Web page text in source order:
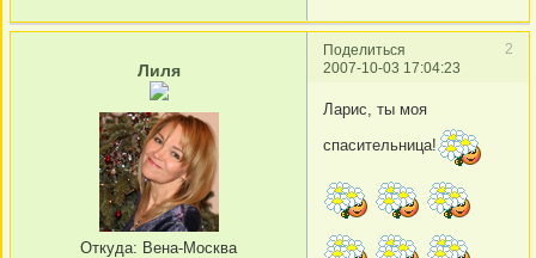
Поделиться
2
2007-10-03 17:04:23
Лиля
Откуда: Вена-Москва
Ларис, ты моя
спасительница!